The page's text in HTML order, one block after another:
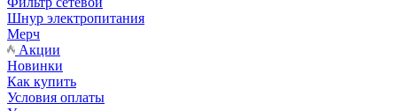
Шнур электропитания
Мерч
Акции
Новинки
Как купить
Условия оплаты